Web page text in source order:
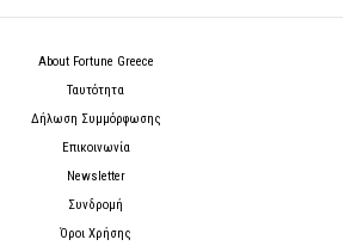
About Fortune Greece
Ταυτότητα
Δήλωση Συμμόρφωσης
Επικοινωνία
Newsletter
Συνδρομή
Όροι Χρήσης